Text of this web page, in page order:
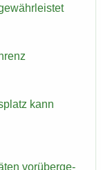
kann
vor­über­ge­